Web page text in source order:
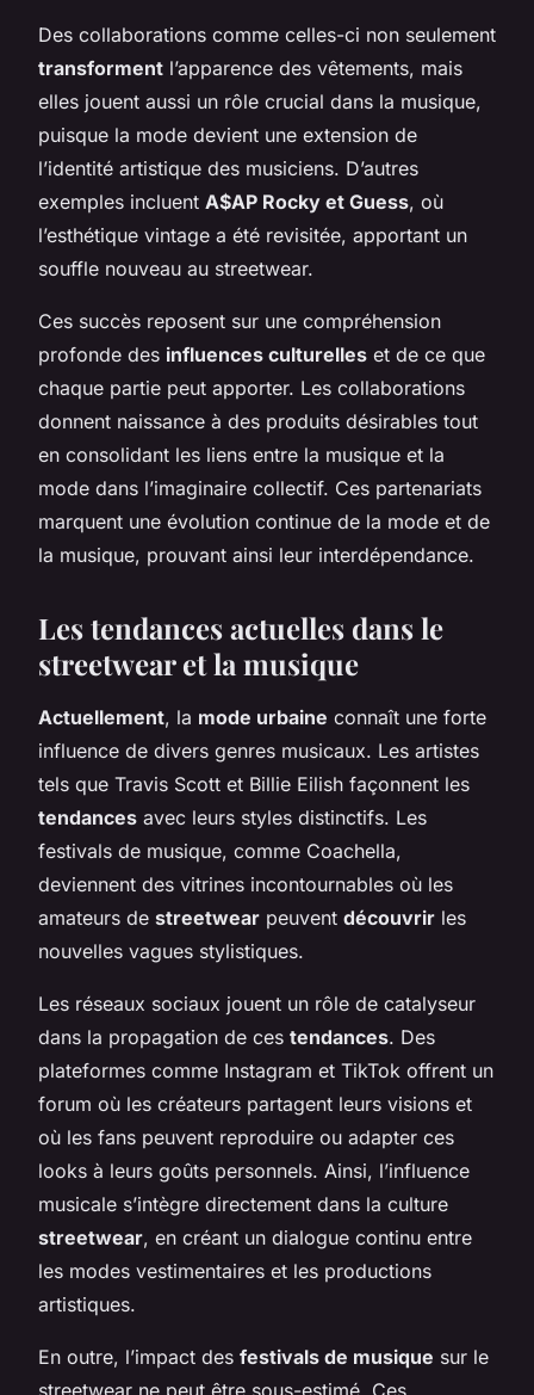
Des collaborations comme celles-ci non seulement
transforment l’apparence des vêtements, mais
elles jouent aussi un rôle crucial dans la musique,
puisque la mode devient une extension de
l’identité artistique des musiciens. D’autres
exemples incluent A$AP Rocky et Guess, où
l’esthétique vintage a été revisitée, apportant un
souffle nouveau au streetwear.
Ces succès reposent sur une compréhension
profonde des influences culturelles et de ce que
chaque partie peut apporter. Les collaborations
donnent naissance à des produits désirables tout
en consolidant les liens entre la musique et la
mode dans l’imaginaire collectif. Ces partenariats
marquent une évolution continue de la mode et de
la musique, prouvant ainsi leur interdépendance.
Les tendances actuelles dans le
streetwear et la musique
Actuellement, la mode urbaine connaît une forte
influence de divers genres musicaux. Les artistes
tels que Travis Scott et Billie Eilish façonnent les
tendances avec leurs styles distinctifs. Les
festivals de musique, comme Coachella,
deviennent des vitrines incontournables où les
amateurs de streetwear peuvent découvrir les
nouvelles vagues stylistiques.
Les réseaux sociaux jouent un rôle de catalyseur
dans la propagation de ces tendances. Des
plateformes comme Instagram et TikTok offrent un
forum où les créateurs partagent leurs visions et
où les fans peuvent reproduire ou adapter ces
looks à leurs goûts personnels. Ainsi, l’influence
musicale s’intègre directement dans la culture
streetwear, en créant un dialogue continu entre
les modes vestimentaires et les productions
artistiques.
En outre, l’impact des festivals de musique sur le
streetwear ne peut être sous-estimé. Ces